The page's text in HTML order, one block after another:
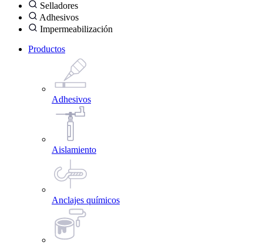
Selladores
Adhesivos
Impermeabilización
Productos
Adhesivos
Aislamiento
Anclajes químicos